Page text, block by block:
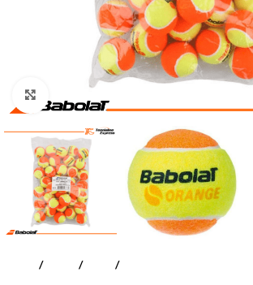
Tennis Balles Balles d’entrainement